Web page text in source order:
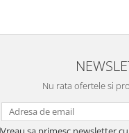
Nu rata ofertele si